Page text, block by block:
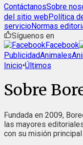
ContáctanosSobre
del sitio webPolítica
servicioNormas
Síguenos en
Facebook
PublicidadAnimales
Inicio•Últimos
Sobre
Fundada en 2009,
las mayores
con su misión